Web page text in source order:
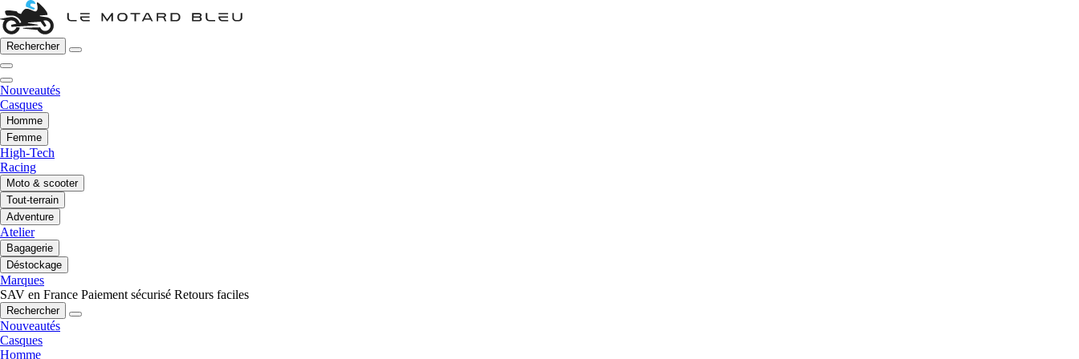
Rechercher
Nouveautés
Casques
Homme
Femme
High-Tech
Racing
Moto & scooter
Tout-terrain
Adventure
Atelier
Bagagerie
Déstockage
Marques
SAV en France Paiement sécurisé Retours faciles
Rechercher
Nouveautés
Casques
Homme